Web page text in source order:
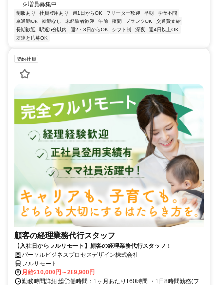
を増員募集中...
制服あり 社員登用あり 週1日からOK フリーター歓迎 早朝
学歴不問
車通勤OK
転勤なし 未経験者歓迎 午前 夜間 ブランクOK
交通費支給
長期歓迎
駅近5分以内 週2・3日からOK シフト制 深夜
週4日以上OK
友達と応募OK
契約社員
顧客の経理業務代行スタッフ
【入社日からフルリモート】顧客の経理業務代行スタッフ！
パーソルビジネスプロセスデザイン株式会社
フルリモート
月給210,000円～289,900円
勤務時間詳細 総労働時間：1ヶ月あたり160時間 ・1日8時間勤務(フ